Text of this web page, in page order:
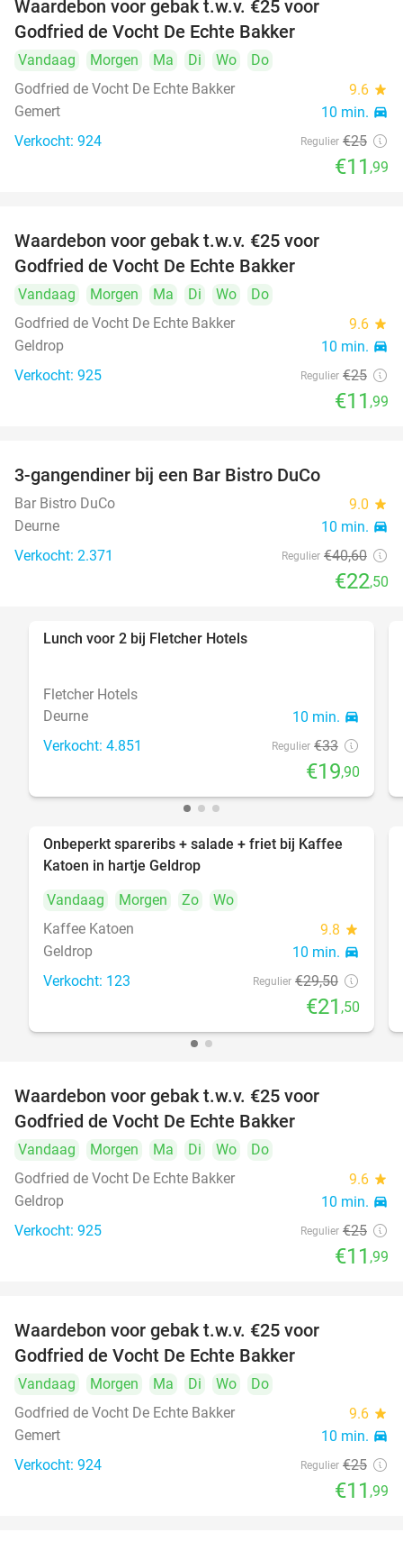
Waardebon voor gebak t.w.v. €25 voor
Godfried de Vocht De Echte Bakker
Vandaag Morgen Ma Di Wo
Do
Godfried de Vocht De Echte Bakker
9.6 star
Gemert 10 min. directions_car
Verkocht: 924 Regulier €25
€11 ,99
Waardebon voor gebak t.w.v. €25 voor
Godfried de Vocht De Echte Bakker
Vandaag Morgen Ma Di Wo
Do
Godfried de Vocht De Echte Bakker
9.6 star
Geldrop 10 min. directions_car
Verkocht: 925 Regulier €25
€11 ,99
3-gangendiner bij een Bar Bistro DuCo
Bar Bistro DuCo 9.0 star
Deurne 10 min. directions_car
Verkocht: 2.371 Regulier €40,60
€22,50
Lunch voor 2 bij Fletcher Hotels
Fletcher Hotels
Deurne
10 min. directions_car
Verkocht: 4.851 Regulier €33
€19,90
27%
Onbeperkt spareribs + salade + friet bij Kaffee
Katoen in hartje Geldrop
Vandaag
Morgen Zo
Wo
Kaffee Katoen
9.8 star
Geldrop 10 min. directions_car
Verkocht: 123 Regulier €29,50
€21 ,50
Waardebon voor gebak t.w.v. €25 voor
Godfried de Vocht De Echte Bakker
Vandaag Morgen Ma Di Wo
Do
Godfried de Vocht De Echte Bakker
9.6 star
Geldrop 10 min. directions_car
Verkocht: 925 Regulier €25
€11 ,99
Waardebon voor gebak t.w.v. €25 voor
Godfried de Vocht De Echte Bakker
Vandaag Morgen Ma Di Wo
Do
Godfried de Vocht De Echte Bakker
9.6 star
Gemert 10 min. directions_car
Verkocht: 924 Regulier €25
€11 ,99